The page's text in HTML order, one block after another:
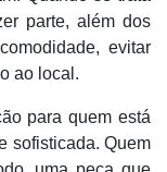
parte, além dos
evitar
ao local.
para quem está
sofisticada. Quem